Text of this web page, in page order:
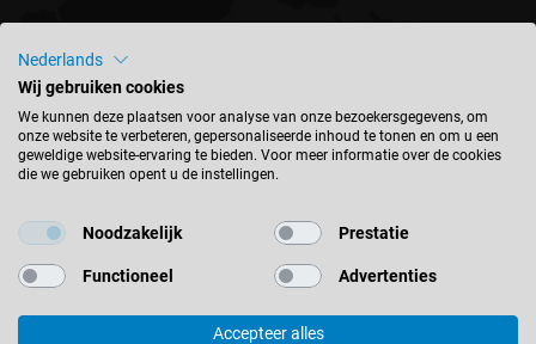
Nederland - nederlands
Nederlands
Wij gebruiken cookies
We kunnen deze plaatsen voor analyse van onze bezoekersgegevens, om
onze website te verbeteren, gepersonaliseerde inhoud te tonen en om u een
geweldige website-ervaring te bieden. Voor meer informatie over de cookies
die we gebruiken opent u de instellingen.
Noodzakelijk Prestatie
Functioneel Advertenties
Accepteer alles